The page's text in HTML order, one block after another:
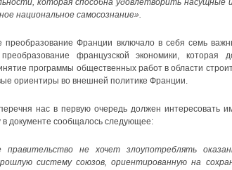
которая способна удовлетворить
национальное самосознание».
преобразование Франции включало в себя семь
преобразование французской экономики, которая
программы общественных работ в области
ориентиры во внешней политике Франции.
нас в первую очередь должен интересовать
в документе сообщалось следующее:
правительство не хочет злоупотреблять
систему союзов, ориентированную на